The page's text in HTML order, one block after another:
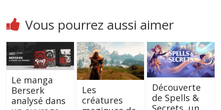
Vous pourrez aussi aimer
Le manga
Berserk
analysé dans
Les
créatures
Découverte
de Spells &